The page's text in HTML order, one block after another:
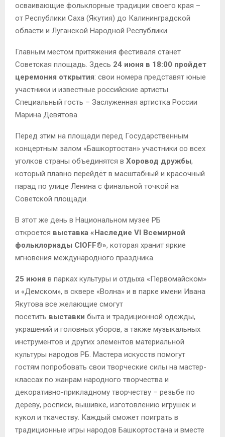
осваивающие фольклорные традиции своего края –
от Республики Саха (Якутия) до Калининградской
области и Луганской Народной Республики.
Главным местом притяжения фестиваля станет
Советская площадь. Здесь 24 июня в 18:00 пройдет
церемония открытия: свои номера представят юные
участники и известные российские артисты.
Специальный гость – Заслуженная артистка России
Марина Девятова.
Перед этим на площади перед Государственным
концертным залом «Башкортостан» участники со всех
уголков страны объединятся в Хоровод дружбы,
который плавно перейдёт в масштабный и красочный
парад по улице Ленина с финальной точкой на
Советской площади.
В этот же день в Национальном музее РБ
откроется выставка «Наследие VI Всемирной
фольклориады CIOFF®», которая хранит яркие
мгновения международного праздника.
25 июня в парках культуры и отдыха «Первомайском»
и «Демском», в сквере «Волна» и в парке имени Ивана
Якутова все желающие смогут
посетить выставки быта и традиционной одежды,
украшений и головных уборов, а также музыкальных
инструментов и других элементов материальной
культуры народов РБ. Мастера искусств помогут
гостям попробовать свои творческие силы на мастер-
классах по жанрам народного творчества и
декоративно-прикладному творчеству – резьбе по
дереву, росписи, вышивке, изготовлению игрушек и
кукол и ткачеству. Каждый сможет поиграть в
традиционные игры народов Башкортостана и вместе